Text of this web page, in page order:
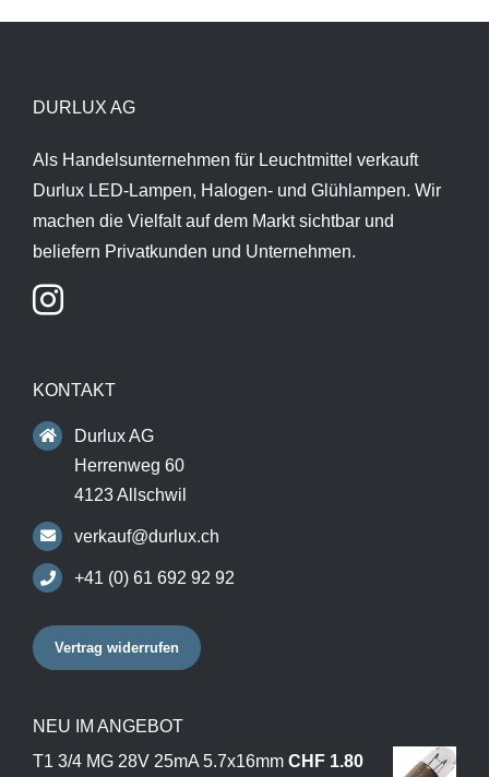
DURLUX AG
Als Handelsunternehmen für Leuchtmittel verkauft
Durlux LED-Lampen, Halogen- und Glühlampen. Wir
machen die Vielfalt auf dem Markt sichtbar und
beliefern Privatkunden und Unternehmen.
KONTAKT
Durlux AG
Herrenweg 60
4123 Allschwil
verkauf@durlux.ch
+41 (0) 61 692 92 92
Vertrag widerrufen
NEU IM ANGEBOT
T1 3/4 MG 28V 25mA 5.7x16mm CHF1.80